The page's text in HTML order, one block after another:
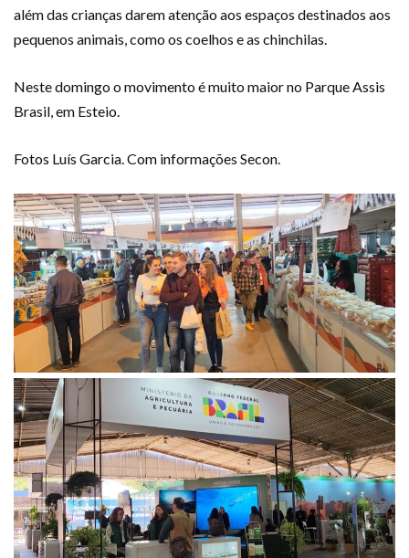
além das crianças darem atenção aos espaços destinados aos
pequenos animais, como os coelhos e as chinchilas.
Neste domingo o movimento é muito maior no Parque Assis
Brasil, em Esteio.
Fotos Luís Garcia. Com informações Secon.